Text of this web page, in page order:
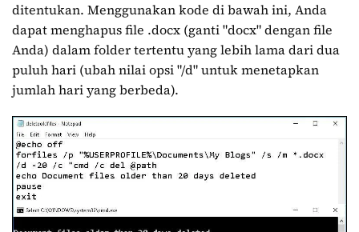
ditentukan. Menggunakan kode di bawah ini, Anda
dapat menghapus file .docx (ganti "docx" dengan file
Anda) dalam folder tertentu yang lebih lama dari dua
puluh hari (ubah nilai opsi "/d" untuk menetapkan
jumlah hari yang berbeda).